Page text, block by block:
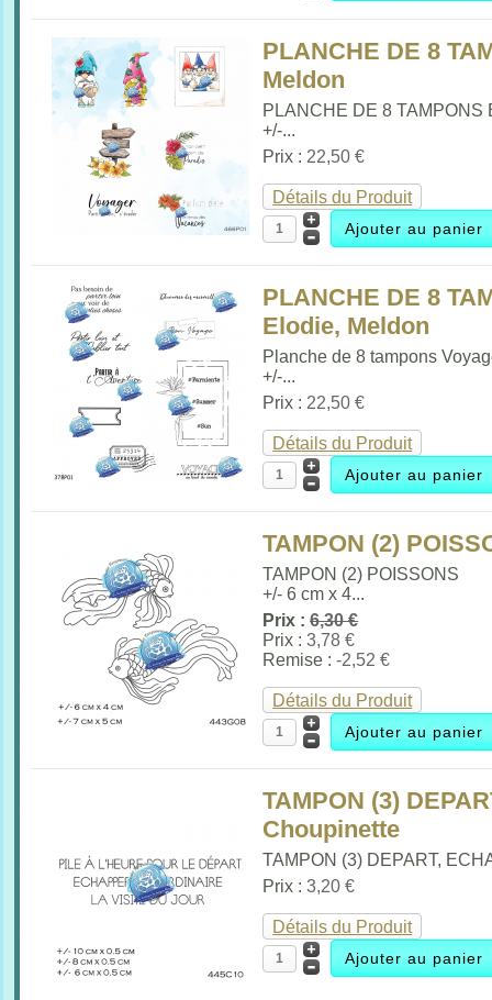
PLANCHE DE 8
Meldon
PLANCHE DE 8 TAMPONS
+/-...
Prix : 22,50 €
Détails du Produit
PLANCHE DE 8
Elodie, Meldon
Planche de 8 tampons
+/-...
Prix : 22,50 €
Détails du Produit
TAMPON (2)
TAMPON (2) POISSONS
+/- 6 cm x 4...
Prix :6,30 €
Prix :3,78 €
Remise :-2,52 €
Détails du Produit
TAMPON (3)
Choupinette
TAMPON (3) DEPART,
Prix :3,20 €
Détails du Produit